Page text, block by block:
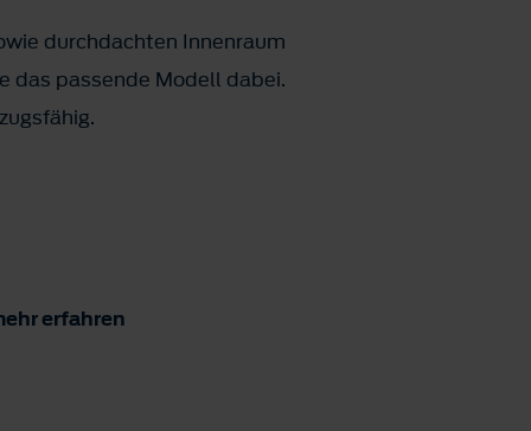
durchdachten Innenraum
das passende Modell dabei.
erfahren